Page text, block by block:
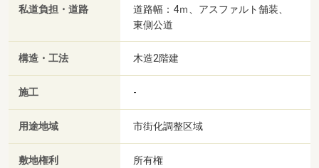
私道負担・道路
道路幅：4ｍ、アスファルト舗装、
東側公道
構造・工法 木造2階建
施工 -
用途地域 市街化調整区域
敷地権利 所有権